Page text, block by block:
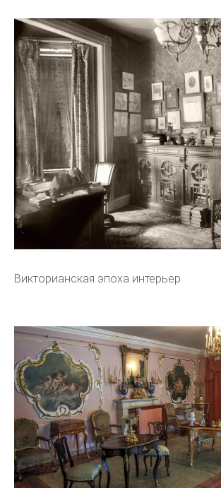
Викторианская эпоха интерьер